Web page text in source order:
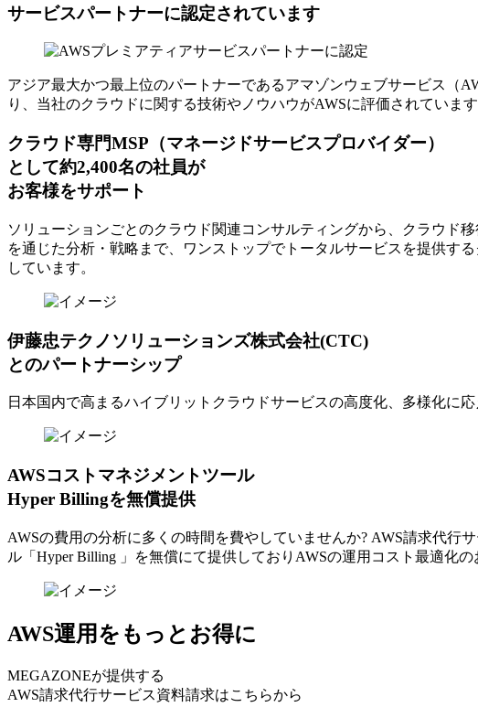
サービスパートナーに認定されています
アジア最大かつ最上位のパートナーであるアマゾンウェブサービス（
り、当社のクラウドに関する技術やノウハウがAWSに評価されています
クラウド専門MSP （マネージドサービスプロバイダー）
として約2,400名の社員が
お客様をサポート
ソリューションごとのクラウド関連コンサルティングから、クラウド
を通じた分析・戦略まで、ワンストップでトータルサービスを提供す
しています。
伊藤忠テクノソリューションズ株式会社(CTC)
とのパートナーシップ
日本国内で高まるハイブリットクラウドサービスの高度化、多様化に
AWSコストマネジメントツール
Hyper Billingを無償提供
AWSの費⽤の分析に多くの時間を費やしていませんか? AWS請求代⾏
ル「Hyper Billing 」を無償にて提供しておりAWSの運⽤コスト最適化の
AWS運用をもっとお得に
MEGAZONEが提供する
AWS請求代行サービス資料請求はこちらから